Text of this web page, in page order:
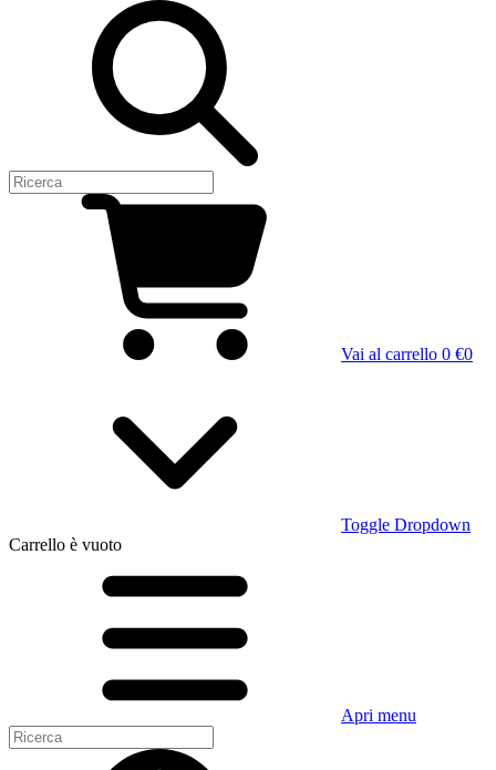
Vai al carrello 0 €0
Toggle Dropdown
Carrello è vuoto
Apri menu